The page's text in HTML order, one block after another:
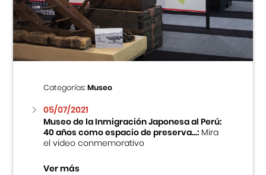
Categorías:Museo
05/07/2021
Museo de la Inmigración Japonesa al Perú:
40 años como espacio de preserva...:Mira
el video conmemorativo
Ver más